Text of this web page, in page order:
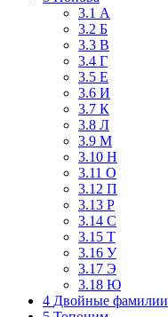
3.1 А
3.2 Б
3.3 В
3.4 Г
3.5 Е
3.6 И
3.7 К
3.8 Л
3.9 М
3.10 Н
3.11 О
3.12 П
3.13 Р
3.14 С
3.15 Т
3.16 У
3.17 Э
3.18 Ю
4 Двойные фамилии